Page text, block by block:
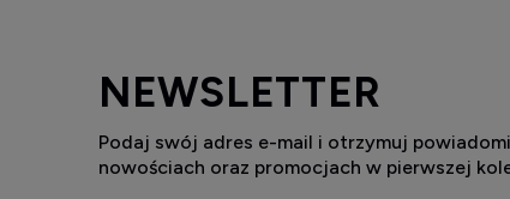
NEWSLETTER
Podaj swój adres e-mail i otrzymuj
nowościach oraz promocjach w pierwszej